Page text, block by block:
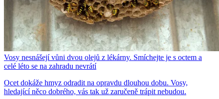
Vosy nesnášejí vůni dvou olejů z lékárny. Smíchejte je s octem a
celé léto se na zahradu nevrátí
Ocet dokáže hmyz odradit na opravdu dlouhou dobu. Vosy,
hledající něco dobrého, vás tak už zaručeně trápit nebudou.